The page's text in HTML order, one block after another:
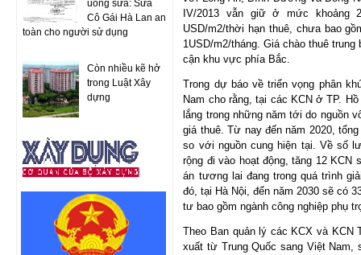
uống sữa: Sữa
Cô Gái Hà Lan an
toàn cho người sử dụng
Còn nhiều kẽ hở
trong Luật Xây
dựng
IV/2013 vẫn giữ ở mức khoảng
USD/m2/thời hạn thuê, chưa bao
1USD/m2/tháng. Giá chào thuê
cận khu vực phía Bắc.
Trong dự báo về triển vọng phân
Nam cho rằng, tại các KCN ở TP.
lắng trong những năm tới do nguồn
giá thuê. Từ nay đến năm 2020,
so với nguồn cung hiện tại. Về số
rộng đi vào hoạt động, tăng 12
án tương lai đang trong quá trình
đó, tại Hà Nội, đến năm 2030 sẽ có
tư bao gồm ngành công nghiệp phụ
Theo Ban quản lý các KCX và
xuất từ Trung Quốc sang Việt Nam,